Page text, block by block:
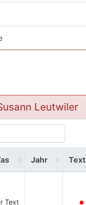
Leutwiler
Jahr Text
Text